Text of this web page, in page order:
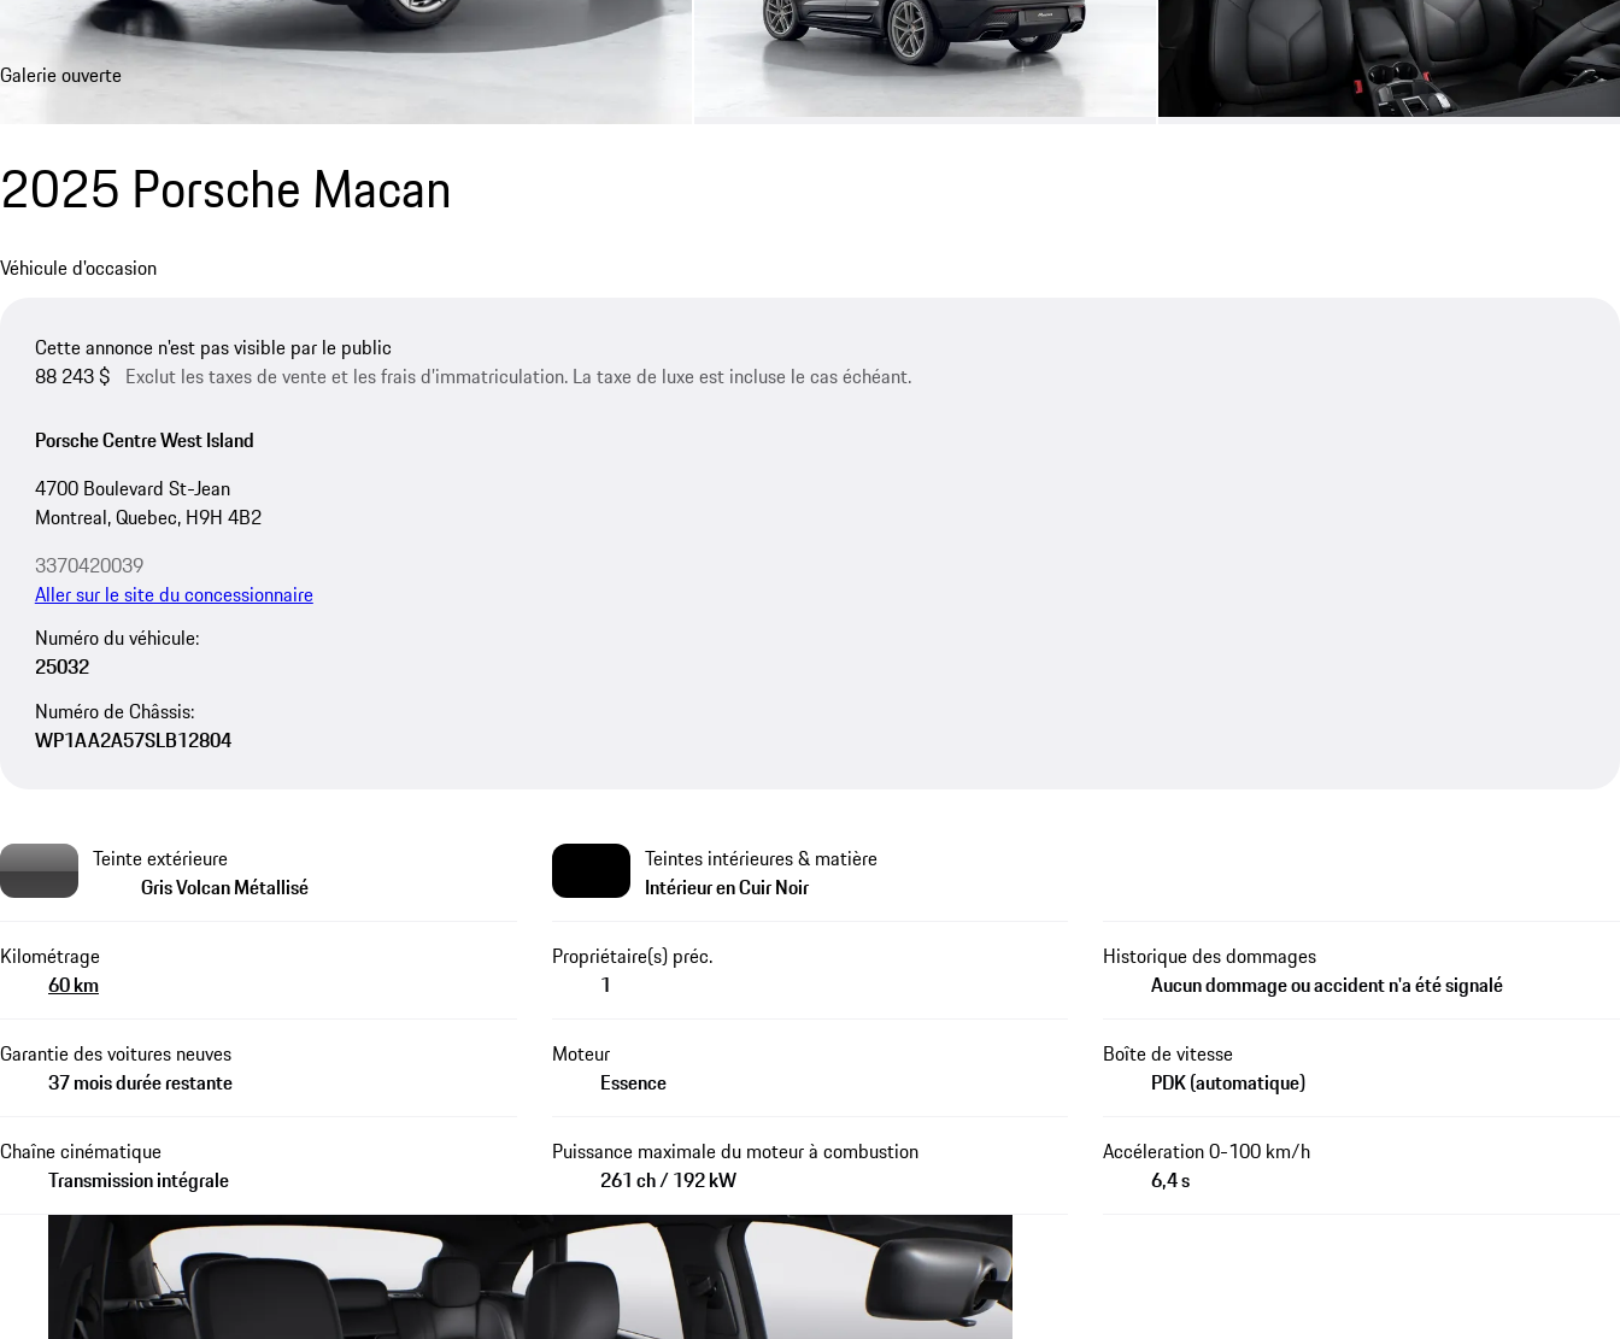
Galerie ouverte
2025 Porsche Macan
Véhicule d'occasion
Cette annonce n'est pas visible par le public
88 243 $ Exclut les taxes de vente et les frais d’immatriculation. La taxe de luxe est incluse le cas échéant.
Porsche Centre West Island
4700 Boulevard St-Jean
Montreal, Quebec, H9H 4B2
3370420039
Aller sur le site du concessionnaire
Numéro du véhicule:
25032
Numéro de Châssis:
WP1AA2A57SLB12804
Teinte extérieure
Gris Volcan Métallisé
Teintes intérieures & matière
Intérieur en Cuir Noir
Kilométrage
60 km
Propriétaire(s) préc.
1
Historique des dommages
Aucun dommage ou accident n'a été signalé
Garantie des voitures neuves
37 mois durée restante
Moteur
Essence
Boîte de vitesse
PDK (automatique)
Chaîne cinématique
Transmission intégrale
Puissance maximale du moteur à combustion
261 ch / 192 kW
Accéleration 0-100 km/h
6,4 s